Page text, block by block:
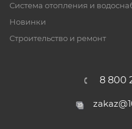
Система отопления и
Новинки
Строительство и ремонт
8 800